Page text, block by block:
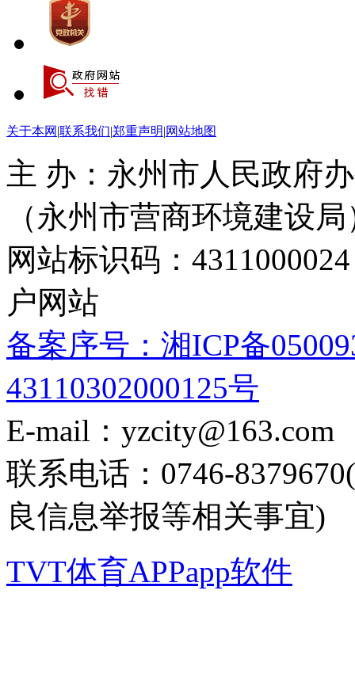
关于本网 |联系我们|郑重声明|网站地图
主 办：永州市人民政府
（永州市营商环境建设局
网站标识码：
户网站
备案序号：湘ICP备
43110302000125号
E-mail：yzcity@163.com
联系电话：0746-
良信息举报等相关事宜)
TVT体育APPapp软件